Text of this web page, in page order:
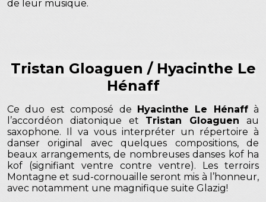
de leur musique.
Tristan Gloaguen / Hyacinthe Le
Hénaff
Ce duo est composé de Hyacinthe Le Hénaffà
l’accordéon diatonique et Tristan Gloaguen au
saxophone. Il va vous interpréter un répertoire à
danser original avec quelques compositions, de
beaux arrangements, de nombreuses danses kof ha
kof (signifiant ventre contre ventre). Les terroirs
Montagne et sud-cornouaille seront mis à l’honneur,
avec notamment une magnifique suite Glazig!